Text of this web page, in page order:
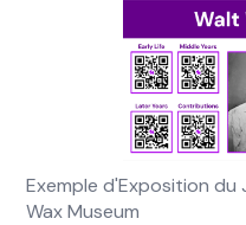
Exemple d'Exposition
Wax Museum